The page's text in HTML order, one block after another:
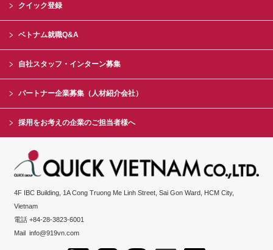
クイック登録
ベトナム就職Q&A
自社スタッフ・インターン募集
パートナー企業募集（人材紹介会社）
採用をお考えの企業のご担当者様へ
4F IBC Building, 1A Cong Truong Me Linh Street, Sai Gon Ward, HCM City,
Vietnam
電話 +84-28-3823-6001
Mailinfo@919vn.com